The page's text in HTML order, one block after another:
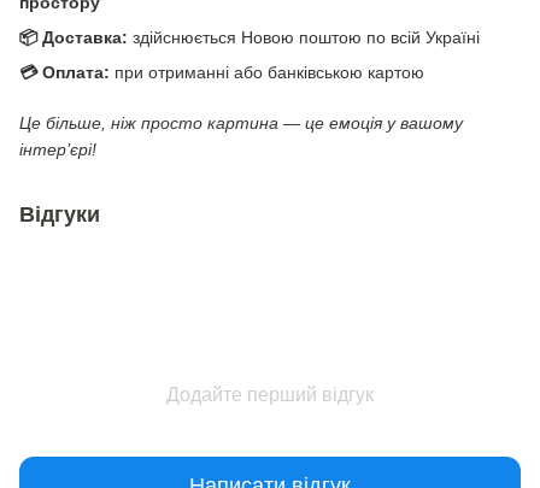
📦 Доставка: здійснюється Новою поштою по всій Україні
💳 Оплата: при отриманні або банківською картою
Це більше, ніж просто картина — це емоція у вашому
інтер’єрі!
Відгуки
Додайте перший відгук